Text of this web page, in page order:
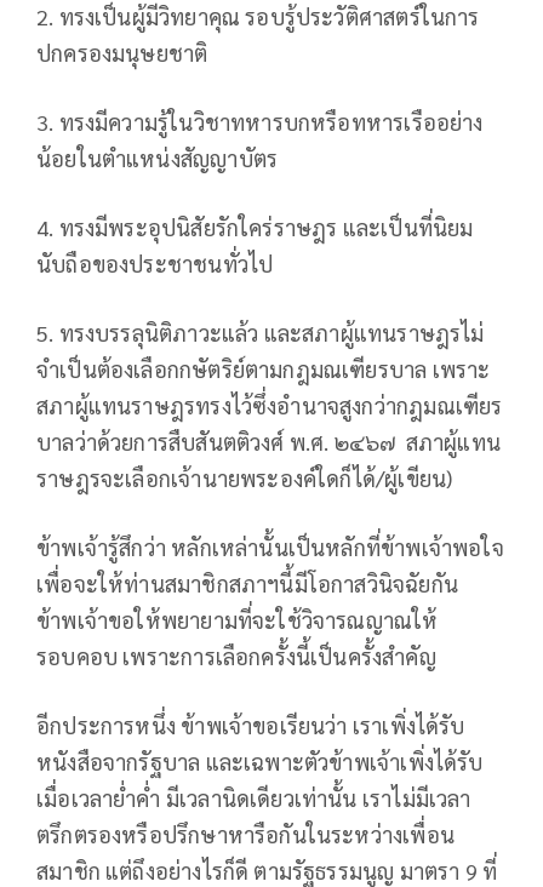
2. ทรงเป็นผู้มีวิทยาคุณ รอบรู้ประวัติศาสตร์ในการ
ปกครองมนุษยชาติ
3. ทรงมีความรู้ในวิชาทหารบกหรือทหารเรืออย่าง
น้อยในตำแหน่งสัญญาบัตร
4. ทรงมีพระอุปนิสัยรักใคร่ราษฎร และเป็นที่นิยม
นับถือของประชาชนทั่วไป
5. ทรงบรรลุนิติภาวะแล้ว และสภาผู้แทนราษฎรไม่
จำเป็นต้องเลือกกษัตริย์ตามกฎมณเฑียรบาล เพราะ
สภาผู้แทนราษฎรทรงไว้ซึ่งอำนาจสูงกว่ากฎมณเฑียร
บาลว่าด้วยการสืบสันตติวงศ์ พ.ศ. ๒๔๖๗ สภาผู้แทน
ราษฎรจะเลือกเจ้านายพระองค์ใดก็ได้/ผู้เขียน)
ข้าพเจ้ารู้สึกว่า หลักเหล่านั้นเป็นหลักที่ข้าพเจ้าพอใจ
เพื่อจะให้ท่านสมาชิกสภาฯนี้มีโอกาสวินิจฉัยกัน
ข้าพเจ้าขอให้พยายามที่จะใช้วิจารณญาณให้
รอบคอบ เพราะการเลือกครั้งนี้เป็นครั้งสำคัญ
อีกประการหนึ่ง ข้าพเจ้าขอเรียนว่า เราเพิ่งได้รับ
หนังสือจากรัฐบาล และเฉพาะตัวข้าพเจ้าเพิ่งได้รับ
เมื่อเวลาย่ำค่ำ มีเวลานิดเดียวเท่านั้น เราไม่มีเวลา
ตรึกตรองหรือปรึกษาหารือกันในระหว่างเพื่อน
สมาชิก แต่ถึงอย่างไรก็ดี ตามรัฐธรรมนูญ มาตรา 9 ที่